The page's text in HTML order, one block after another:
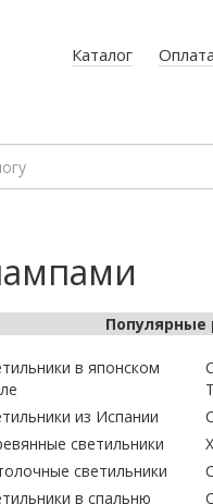
Каталог Оплата
Популярные
в японском
из Испании
светильники
светильники
в спальню